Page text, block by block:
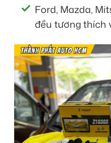
Ford, Mazda,
đều tương thích